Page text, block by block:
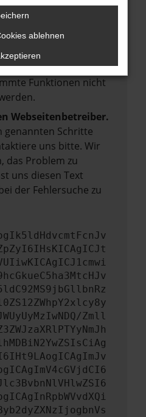
dein Browser und dein
dem neuesten Stand
birgt nicht nur ein
kann auch dazu
Funktionen nicht
Webseitenbetreiber.
genannten Schritte
uns bitte. Wir
das Problem zu
uns diesen Text
der Fehlersuche zu
Zmll
ablehnen